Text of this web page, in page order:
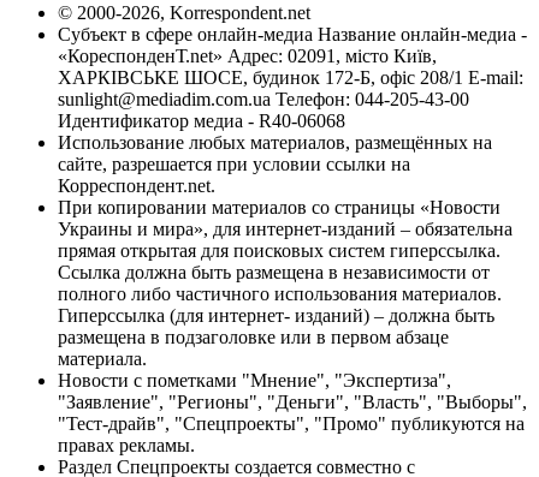
© 2000-2026, Korrespondent.net
Субъект в сфере онлайн-медиа Название онлайн-медиа -
«КореспонденТ.net» Адрес: 02091, місто Київ,
ХАРКІВСЬКЕ ШОСЕ, будинок 172-Б, офіс 208/1 E-mail:
sunlight@mediadim.com.ua Телефон: 044-205-43-00
Идентификатор медиа - R40-06068
Использование любых материалов, размещённых на
сайте, разрешается при условии ссылки на
Корреспондент.net.
При копировании материалов со страницы «Новости
Украины и мира», для интернет-изданий – обязательна
прямая открытая для поисковых систем гиперссылка.
Ссылка должна быть размещена в независимости от
полного либо частичного использования материалов.
Гиперссылка (для интернет- изданий) – должна быть
размещена в подзаголовке или в первом абзаце
материала.
Новости с пометками "Мнение", "Экспертиза",
"Заявление", "Регионы", "Деньги", "Власть", "Выборы",
"Тест-драйв", "Спецпроекты", "Промо" публикуются на
правах рекламы.
Раздел Спецпроекты создается совместно с